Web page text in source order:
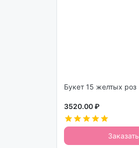
Букет 15 желтых роз
3520.00 ₽
Заказать